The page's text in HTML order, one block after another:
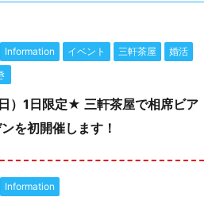
Information イベント 三軒茶屋
婚活
）1日限定★ 三軒茶屋で相席ビア
を初開催します！
Information